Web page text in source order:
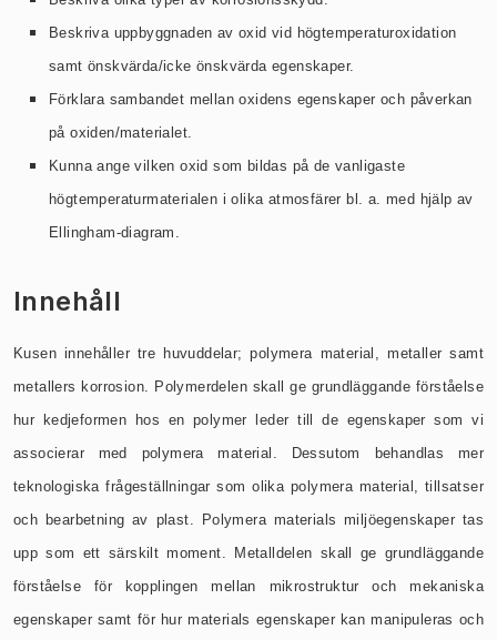
Beskriva uppbyggnaden av oxid vid högtemperaturoxidation
samt önskvärda/icke önskvärda egenskaper.
Förklara sambandet mellan oxidens egenskaper och påverkan
på oxiden/materialet.
Kunna ange vilken oxid som bildas på de vanligaste
högtemperaturmaterialen i olika atmosfärer bl. a. med hjälp av
Ellingham-diagram.
Innehåll
Kusen innehåller tre huvuddelar; polymera material, metaller samt
metallers korrosion. Polymerdelen skall ge grundläggande förståelse
hur kedjeformen hos en polymer leder till de egenskaper som vi
associerar med polymera material. Dessutom behandlas mer
teknologiska frågeställningar som olika polymera material, tillsatser
och bearbetning av plast. Polymera materials miljöegenskaper tas
upp som ett särskilt moment. Metalldelen skall ge grundläggande
förståelse för kopplingen mellan mikrostruktur och mekaniska
egenskaper samt för hur materials egenskaper kan manipuleras och